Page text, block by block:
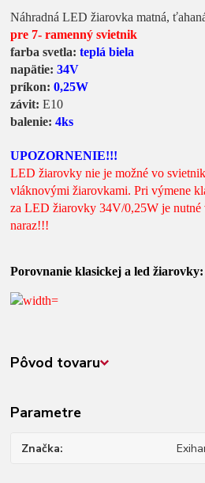
Náhradná LED žiarovka matná,
pre 7- ramenný svietnik
farba svetla:teplá biela
napätie:34V
príkon:0,25W
závit:E10
balenie:4ks
UPOZORNENIE!!!
LED žiarovky nie je možné vo
vláknovými žiarovkami. Pri výmene
za LED žiarovky 34V/0,25W je
naraz!!!
Porovnanie klasickej a led žiarovky:
Pôvod tovaru
Parametre
Značka